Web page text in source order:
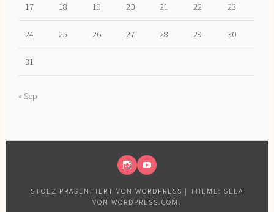
17 18 19 20 21 22 23
24 25 26 27 28 29 30
31
« Sep
STOLZ PRÄSENTIERT VON WORDPRESS | THEME: SELA
VON WORDPRESS.COM